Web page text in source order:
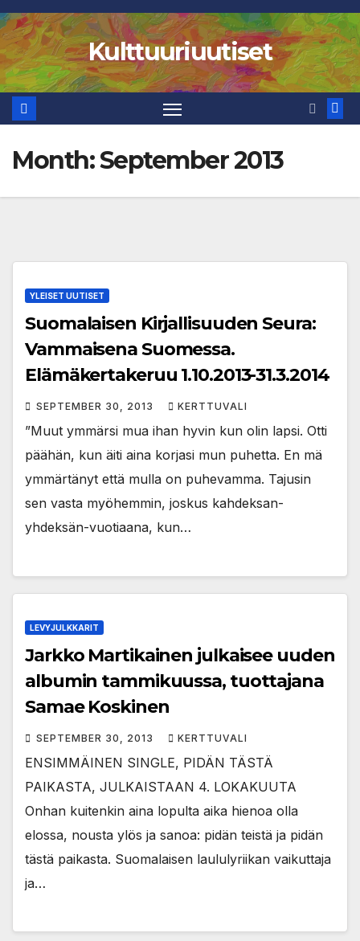
Skip
to
content
Kulttuuriuutiset
Month:September 2013
YLEISET UUTISET
Suomalaisen Kirjallisuuden Seura:
Vammaisena Suomessa.
Elämäkertakeruu 1.10.2013-31.3.2014
SEPTEMBER 30, 2013 KERTTUVALI
”Muut ymmärsi mua ihan hyvin kun olin lapsi. Otti
päähän, kun äiti aina korjasi mun puhetta. En mä
ymmärtänyt että mulla on puhevamma. Tajusin
sen vasta myöhemmin, joskus kahdeksan-
yhdeksän-vuotiaana, kun…
LEVYJULKKARIT
Jarkko Martikainen julkaisee uuden
albumin tammikuussa, tuottajana
Samae Koskinen
SEPTEMBER 30, 2013 KERTTUVALI
ENSIMMÄINEN SINGLE, PIDÄN TÄSTÄ
PAIKASTA, JULKAISTAAN 4. LOKAKUUTA
Onhan kuitenkin aina lopulta aika hienoa olla
elossa, nousta ylös ja sanoa: pidän teistä ja pidän
tästä paikasta. Suomalaisen laululyriikan vaikuttaja
ja…